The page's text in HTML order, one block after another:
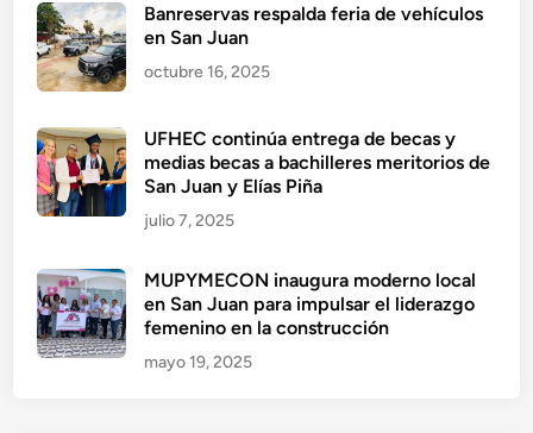
Banreservas respalda feria de vehículos
en San Juan
octubre 16, 2025
UFHEC continúa entrega de becas y
medias becas a bachilleres meritorios de
San Juan y Elías Piña
julio 7, 2025
MUPYMECON inaugura moderno local
en San Juan para impulsar el liderazgo
femenino en la construcción
mayo 19, 2025